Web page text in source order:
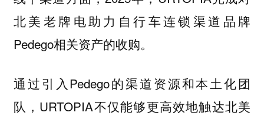
北美老牌电助力自行车连锁渠道品牌
Pedego相关资产的收购。
通过引入Pedego的渠道资源和本土化团
队，URTOPIA不仅能够更高效地触达北美